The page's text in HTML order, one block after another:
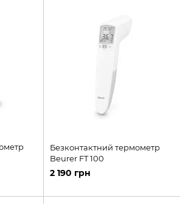
Безконтактний термометр
Beurer FT 100
2 190 грн